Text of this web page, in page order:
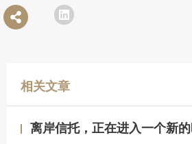
相关文章
离岸信托，正在进入一个新